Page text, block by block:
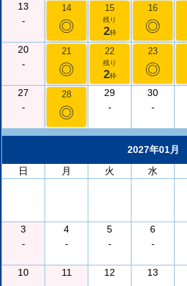
13
-
14
◎
15
残り
2枠
16
◎
20
-
21
◎
22
残り
2枠
23
◎
27
-
28
◎
29
-
30
-
2027年01月
日
月 火 水
3
-
4
-
5
-
6
-
10
11
12
13